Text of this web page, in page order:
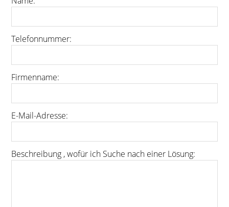
Telefonnummer:
Firmenname:
E-Mail-Adresse:
Beschreibung , wofür ich Suche nach einer Lösung: